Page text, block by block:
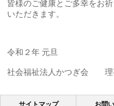
皆様のご健康とご多幸をお
いただきます。
令和２年 元旦
社会福祉法人かつぎ会 理
サイトマップ お問